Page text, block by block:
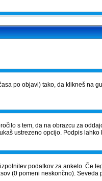
po objavi) tako, da klikneš na
s tem, da na obrazcu za
ustrezeno opcijo. Podpis
podatkov za anketo. Če
(0 pomeni neskončno).